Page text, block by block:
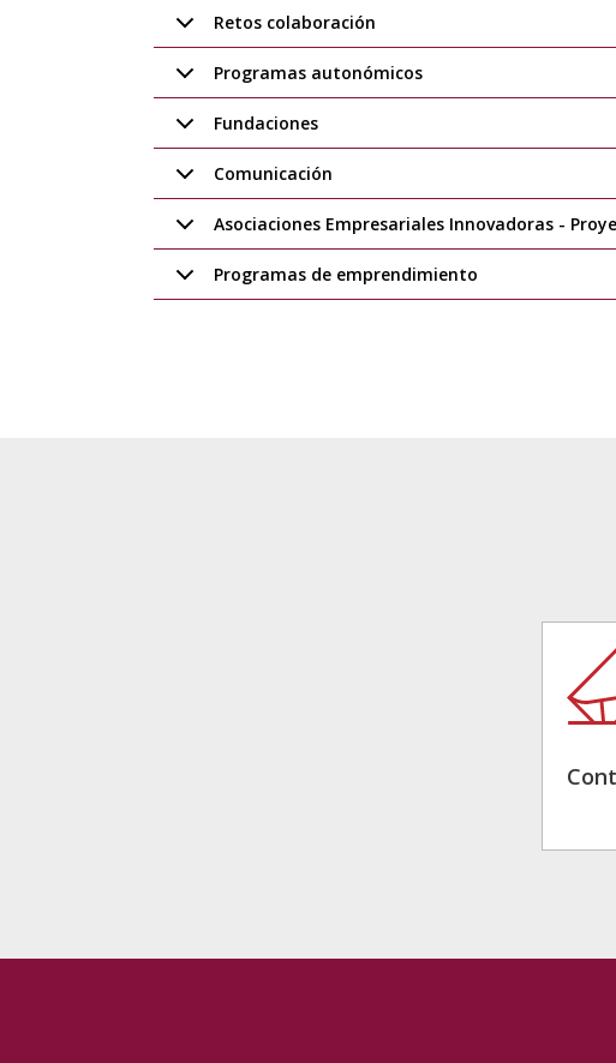
Retos colaboración
Programas autonómicos
Fundaciones
Comunicación
Asociaciones Empresariales Innovadoras -
Programas de emprendimiento